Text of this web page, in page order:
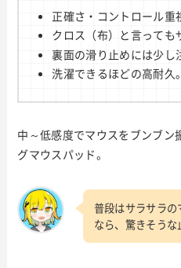
正確さ・コントロール重
クロス（布）と言っても
裏面の滑り止めには少し
洗濯できるほどの高耐久。
中～低感度でマウスをブンブン
グマウスパッド。
普段はサラサラ
なら、驚きそうな